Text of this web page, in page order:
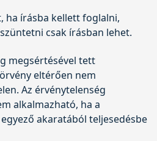
ha írásba kellett foglalni,
csak írásban lehet.
megsértésével tett
eltérően nem
Az érvénytelenség
alkalmazható, ha a
akaratából teljesedésbe